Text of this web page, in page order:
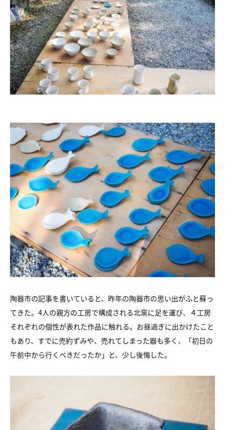
陶器市の記事を書いていると、昨年の陶器市の思い出がふと蘇っ
てきた。4人の親方の工房で構成される北窯に足を運び、４工房
それぞれの個性が表れた作品に触れる。お昼過ぎに出かけたこと
もあり、すでに売約ずみや、売れてしまった器も多く、「初日の
午前中から行くべきだったか」と、少し後悔した。